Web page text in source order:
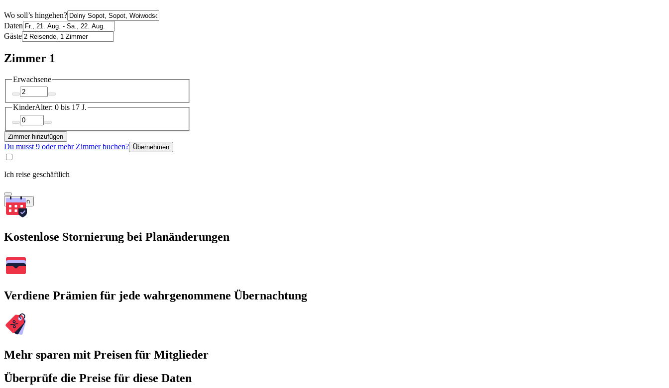
Wo soll’s hingehen?
Daten
Gäste
Zimmer 1
Erwachsene
KinderAlter: 0 bis 17 J.
Zimmer hinzufügen
Du musst 9 oder mehr Zimmer buchen? Übernehmen
Ich reise geschäftlich
Suchen
Kostenlose Stornierung bei Planänderungen
Verdiene Prämien für jede wahrgenommene Übernachtung
Mehr sparen mit Preisen für Mitglieder
Überprüfe die Preise für diese Daten